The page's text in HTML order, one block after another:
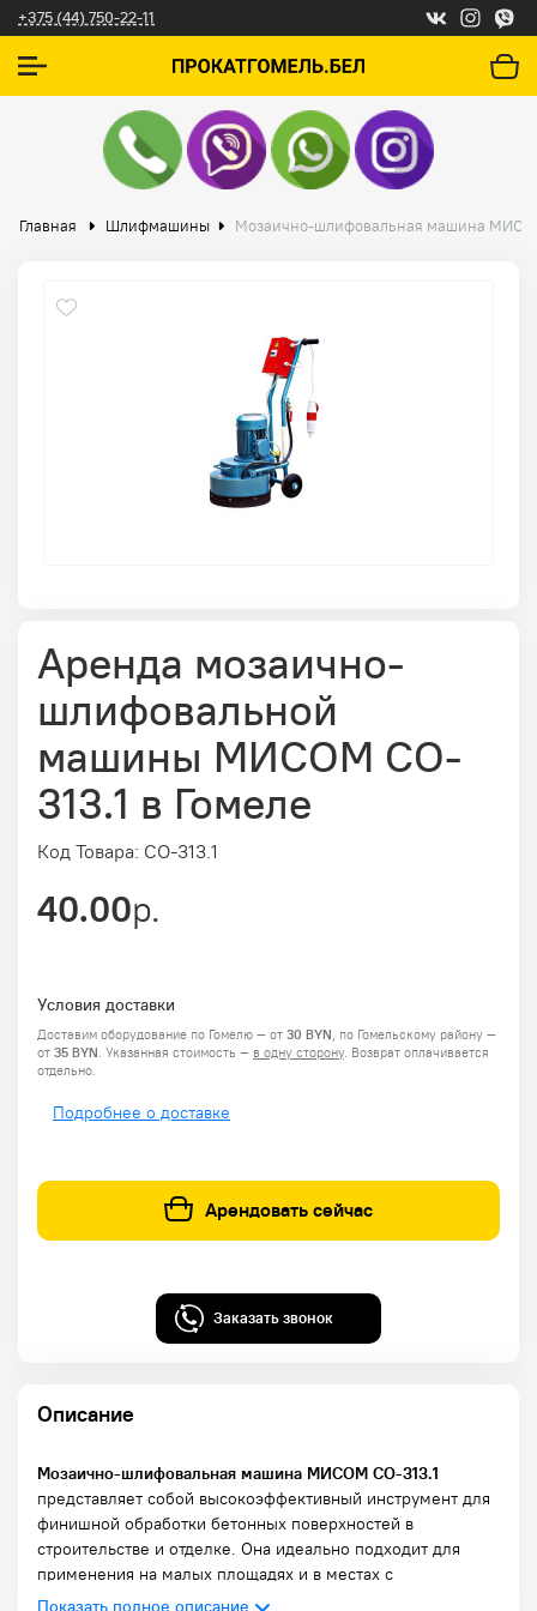
+375 (44) 750-22-11
Главная Шлифмашины Мозаично-шлифовальная машина
Аренда мозаично-
шлифовальной
машины МИСОМ CO-
313.1 в Гомеле
Код Товара: CO-313.1
40.00р.
Условия доставки
Доставим оборудование по Гомелю — от 30 BYN, по Гомельскому району —
от 35 BYN. Указанная стоимость — в одну сторону. Возврат оплачивается
отдельно.
Подробнее о доставке
Арендовать сейчас
Заказать звонок
Описание
Мозаично-шлифовальная машина МИСОМ СО-313.1
представляет собой высокоэффективный инструмент для
финишной обработки бетонных поверхностей в
строительстве и отделке. Она идеально подходит для
применения на малых площадях и в местах с
ограниченным доступом благодаря своей маневренности
Показать полное описание